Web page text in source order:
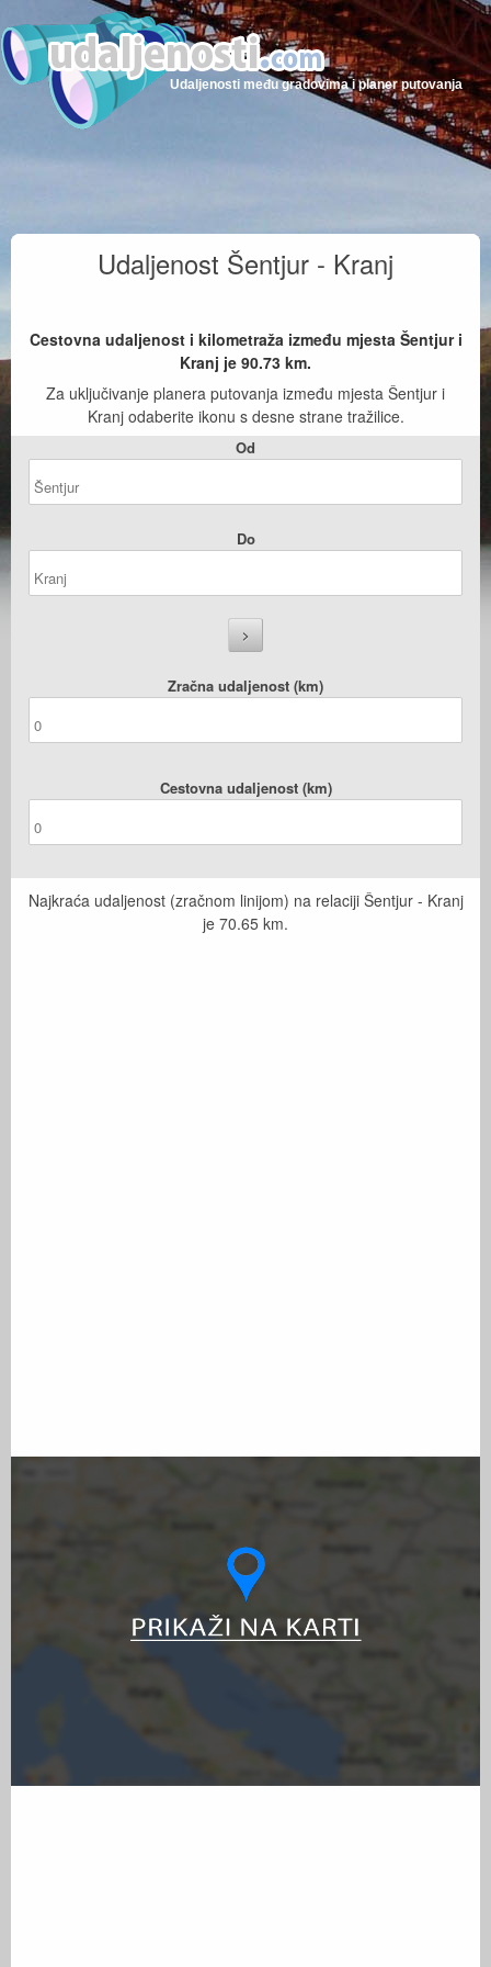
Udaljenosti među gradovima i planer putovanja
Udaljenost Šentjur - Kranj
Cestovna udaljenost i kilometraža između mjesta Šentjur i
Kranj je 90.73 km.
Za uključivanje planera putovanja između mjesta Šentjur i
Kranj odaberite ikonu s desne strane tražilice.
Od
Do
Zračna udaljenost (km)
Cestovna udaljenost (km)
Najkraća udaljenost (zračnom linijom) na relaciji Šentjur - Kranj
je 70.65 km.